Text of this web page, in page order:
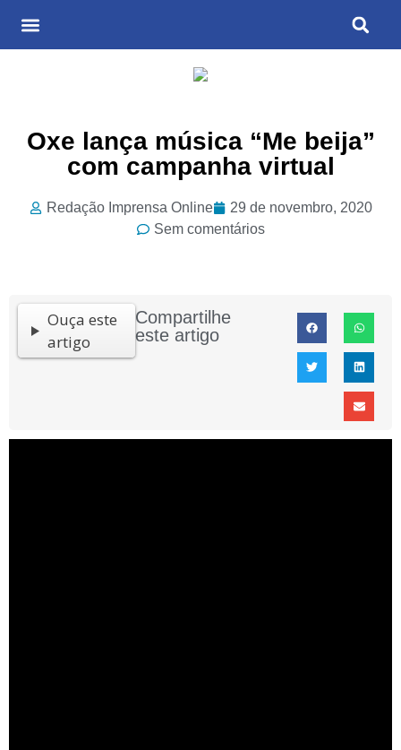
Oxe lança música “Me beija”
com campanha virtual
Redação Imprensa Online
29 de novembro, 2020
Sem comentários
Ouça este
artigo
Compartilhe
este artigo